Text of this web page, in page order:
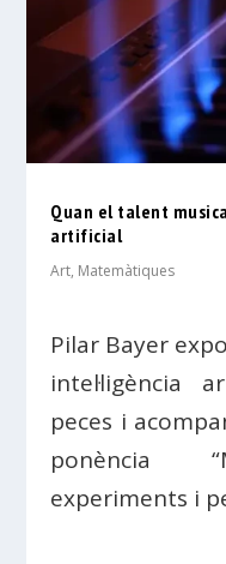
Quan el talent
artificial
Art, Matemàtiques
Pilar Bayer
intel·ligència
peces i
ponència
experiments i